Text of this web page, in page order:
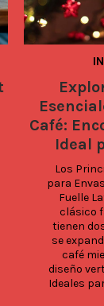
Café:
Ideal
Los
para
Fuelle
clásico
tienen
se
café
diseño
Ideales